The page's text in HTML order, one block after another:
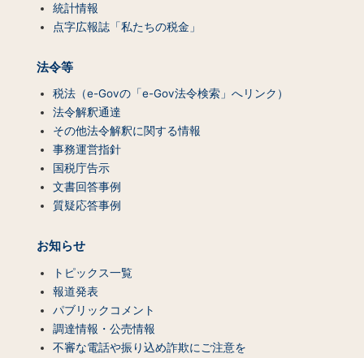
統計情報
点字広報誌「私たちの税金」
法令等
税法（e-Govの「e-Gov法令検索」へリンク）
法令解釈通達
その他法令解釈に関する情報
事務運営指針
国税庁告示
文書回答事例
質疑応答事例
お知らせ
トピックス一覧
報道発表
パブリックコメント
調達情報・公売情報
不審な電話や振り込め詐欺にご注意を